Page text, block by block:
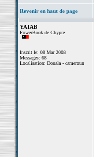
Revenir en haut de page
YATAB
PowerBook de Chypre
Inscrit le: 08 Mar 2008
Messages: 68
Localisation: Douala - cameroun